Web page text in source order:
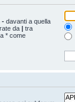
- davanti a quella
da | tra
* come